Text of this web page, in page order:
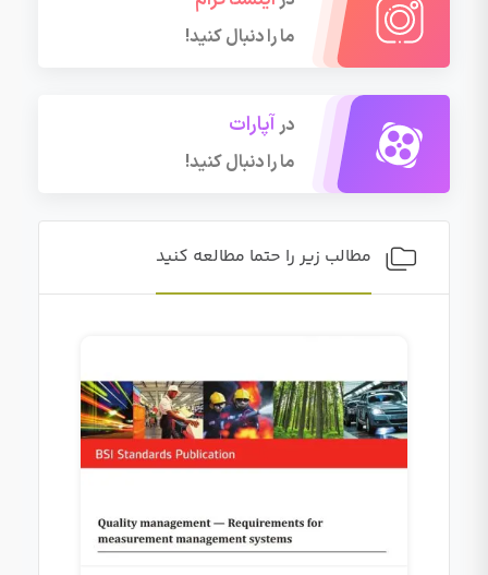
ما را دنبال کنید!
درآپارات
ما را دنبال کنید!
مطالب زیر را حتما مطالعه کنید